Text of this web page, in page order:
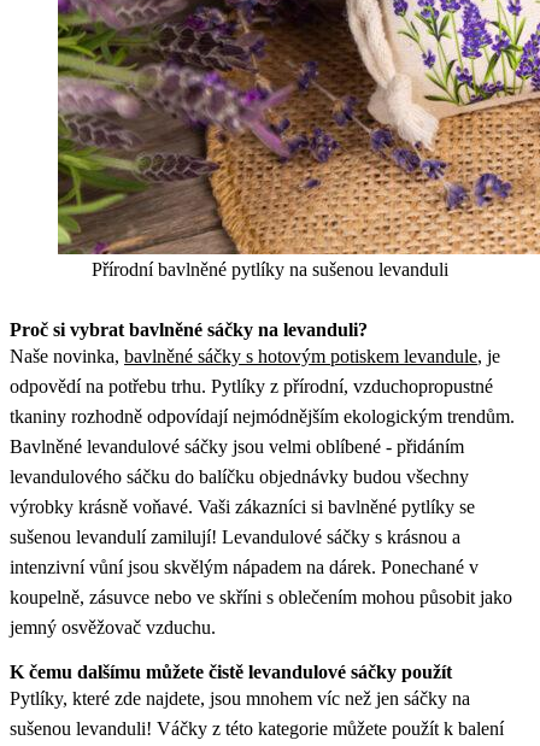
Přírodní bavlněné pytlíky na sušenou levanduli
Proč si vybrat bavlněné sáčky na levanduli?
Naše novinka, bavlněné sáčky s hotovým potiskem levandule, je
odpovědí na potřebu trhu. Pytlíky z přírodní, vzduchopropustné
tkaniny rozhodně odpovídají nejmódnějším ekologickým trendům.
Bavlněné levandulové sáčky jsou velmi oblíbené - přidáním
levandulového sáčku do balíčku objednávky budou všechny
výrobky krásně voňavé. Vaši zákazníci si bavlněné pytlíky se
sušenou levandulí zamilují! Levandulové sáčky s krásnou a
intenzivní vůní jsou skvělým nápadem na dárek. Ponechané v
koupelně, zásuvce nebo ve skříni s oblečením mohou působit jako
jemný osvěžovač vzduchu.
K čemu dalšímu můžete čistě levandulové sáčky použít
Pytlíky, které zde najdete, jsou mnohem víc než jen sáčky na
sušenou levanduli! Váčky z této kategorie můžete použít k balení